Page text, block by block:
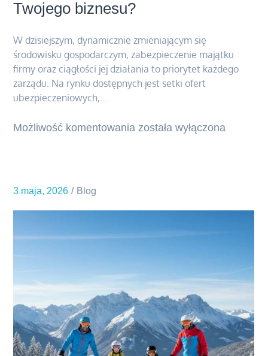
Twojego biznesu?
W dzisiejszym, dynamicznie zmieniającym się
środowisku gospodarczym, zabezpieczenie majątku
firmy oraz ciągłości jej działania to priorytet każdego
zarządu. Na rynku dostępnych jest setki ofert
ubezpieczeniowych,…
Możliwość komentowania Porównanie
najlepszą
została wyłączona
3 maja, 2026 Blog